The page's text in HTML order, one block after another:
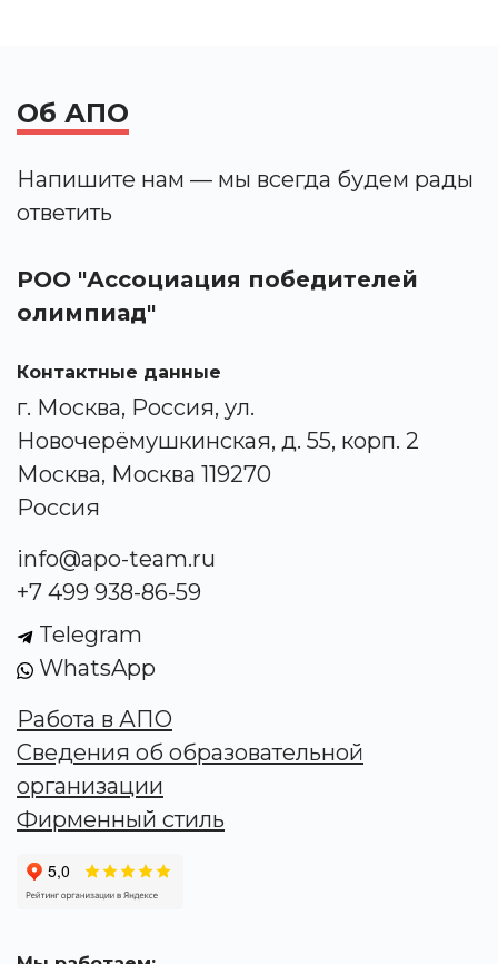
Об АПО
Напишите нам — мы всегда будем рады
ответить
РОО "Ассоциация победителей
олимпиад"
Контактные данные
г. Москва, Россия, ул.
Новочерёмушкинская, д. 55, корп. 2
Москва, Москва 119270
Россия
info@apo-team.ru
+7 499 938-86-59
Telegram
WhatsApp
Работа в АПО
Сведения об образовательной
организации
Фирменный стиль